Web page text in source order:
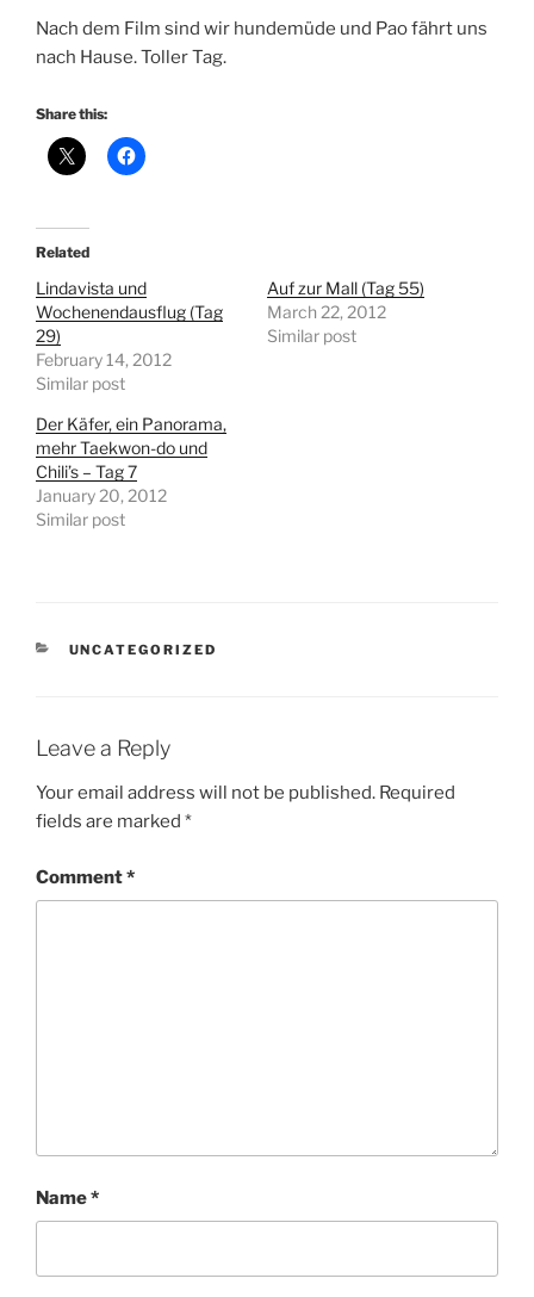
Nach dem Film sind wir hundemüde und Pao fährt uns
nach Hause. Toller Tag.
Share this:
Related
Lindavista und
Wochenendausflug (Tag
29)
February 14, 2012
Similar post
Auf zur Mall (Tag 55)
March 22, 2012
Similar post
Der Käfer, ein Panorama,
mehr Taekwon-do und
Chili’s – Tag 7
January 20, 2012
Similar post
CATEGORIES
UNCATEGORIZED
Leave a Reply
Your email address will not be published. Required
fields are marked *
Comment*
Name*